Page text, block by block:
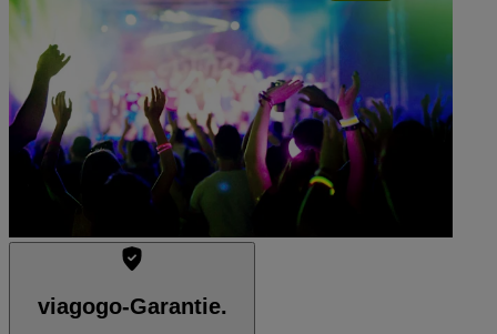
viagogo-Garantie.